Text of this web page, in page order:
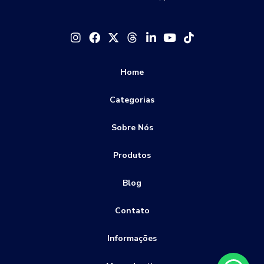
Como Escolher o Melhor Fabricante de Engate Rápido
Como Escolher o Melhor Fabricante de Espigão para Sua
Fabricante de engate rápido pneumático
Fornecedor de engate rápido
Venda engate rápido inox
conexão pneumática de engate rápido
engate rápido comando hidráulico
Home
Categorias
Sobre Nós
Produtos
Blog
Contato
Informações